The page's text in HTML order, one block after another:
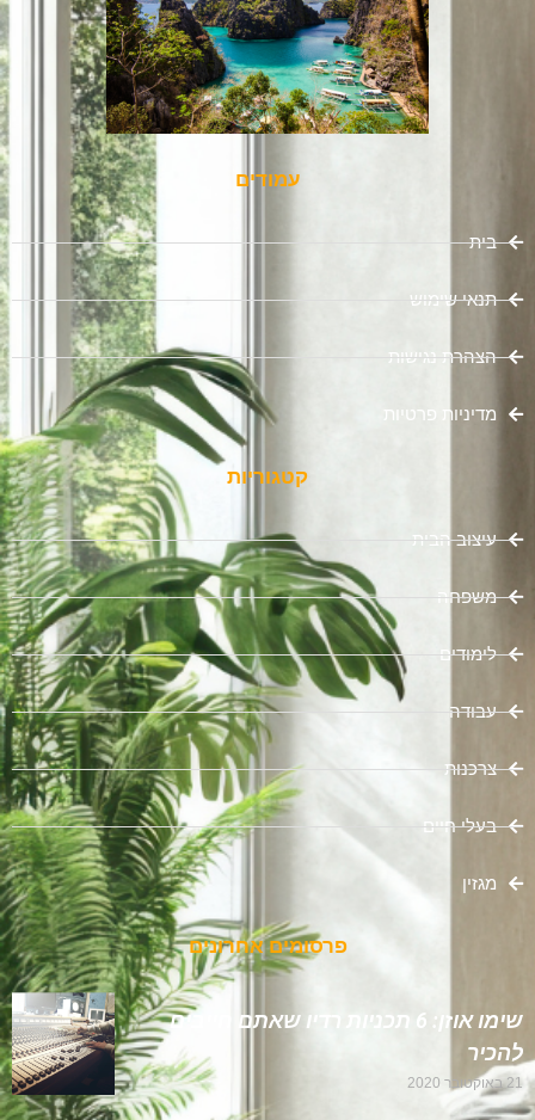
עמודים
בית
תנאי שימוש
הצהרת נגישות
מדיניות פרטיות
קטגוריות
עיצוב הבית
משפחה
לימודים
עבודה
צרכנות
בעלי חיים
מגזין
פרסומים אחרונים
שימו אוזן: 6 תכניות רדיו שאתם חייבים
להכיר
21 באוקטובר 2020